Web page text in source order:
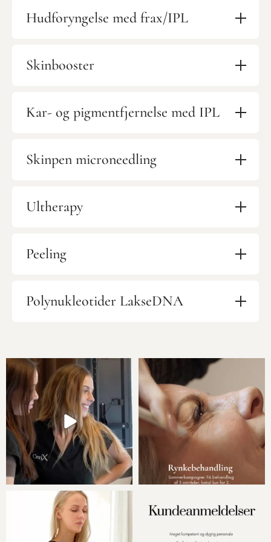
Hudforyngelse med frax/IPL
Skinbooster
Kar- og pigmentfjernelse med IPL
Skinpen microneedling
Ultherapy
Peeling
Polynukleotider LakseDNA